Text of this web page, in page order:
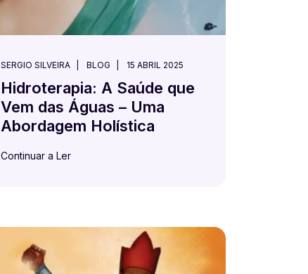
SERGIO SILVEIRA BLOG 15 ABRIL 2025
Hidroterapia: A Saúde que
Vem das Águas – Uma
Abordagem Holística
Continuar a Ler